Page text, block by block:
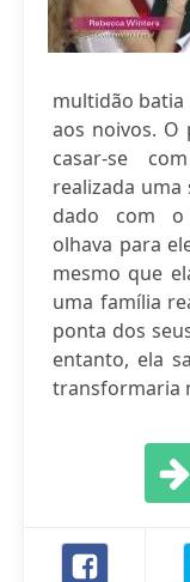
multidão batia
aos noivos. O
casar-se
realizada
dado com o
olhava para
mesmo que
uma família
ponta dos
entanto, ela
transformaria